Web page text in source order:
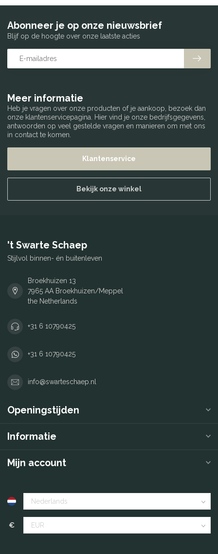
Meer informatie
Heb je vragen over onze producten of je aankoop, bezoek dan
onze klantenservicepagina. Hier vind je onze bedrijfsgegevens,
antwoorden op veel gestelde vragen en manieren om met ons
in contact te komen.
Klantenservice
Bekijk onze winkel
Abonneer je op onze nieuwsbrief
Blijf op de hoogte over onze laatste acties
't Swarte Schaep
Stijlvol binnen- én buitenleven
Broekhuizen 13
7965 AA Broekhuizen/Meppel
the Netherlands
+31 6 10790425
+31 6 10790425
info@swarteschaep.nl
Openingstijden
Informatie
Mijn account
€